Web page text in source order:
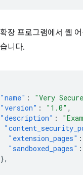
확장 프로그램에서 웹
습니다.
"name" : "Very
"version" : "1.0" ,
"description" :
"extension_pages" :
"sandboxed_pages" :
},